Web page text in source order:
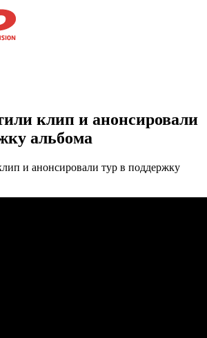
клип и анонсировали
альбома